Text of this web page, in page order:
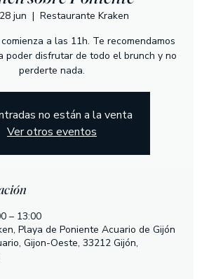
jun
  |
Restaurante Kraken
a las 11h. Te recomendamos
poder disfrutar de todo el brunch y no
perderte nada.
no están a la venta
Ver otros eventos
– 13:00
Playa de Poniente Acuario de Gijón
Gijon-Oeste, 33212 Gijón,